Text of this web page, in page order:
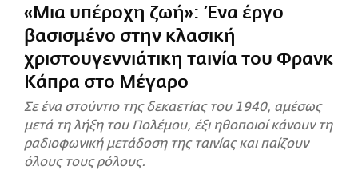
CITY GUIDE
ΑΜΠΑ
PRINT
«Μια υπέροχη ζωή»: Ένα έργο
βασισμένο στην κλασική
χριστουγεννιάτικη ταινία του Φρανκ
Κάπρα στο Μέγαρο
Σε ένα στούντιο της δεκαετίας του 1940, αμέσως
μετά τη λήξη του Πολέμου, έξι ηθοποιοί κάνουν τη
ραδιοφωνική μετάδοση της ταινίας και παίζουν
όλους τους ρόλους.